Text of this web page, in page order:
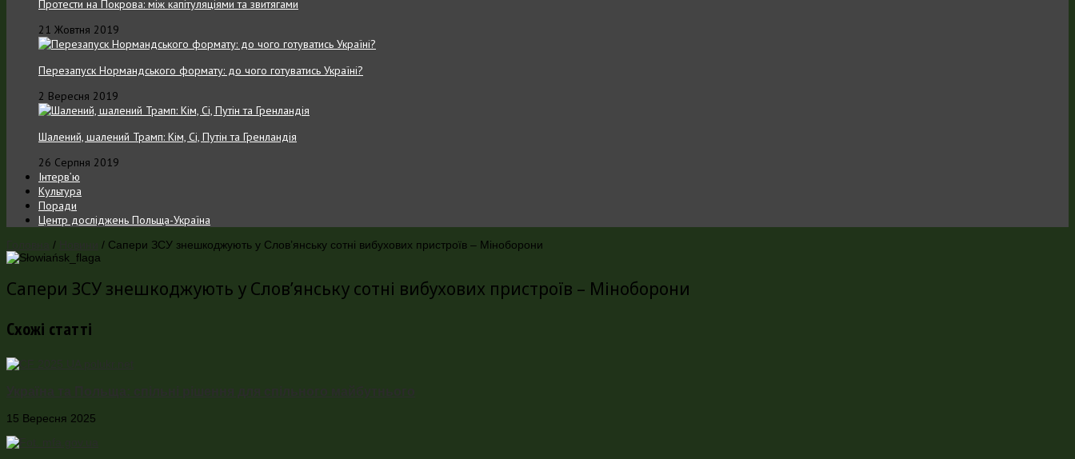
Протести на Покрова: між капітуляціями та звитягами
21 Жовтня 2019
Перезапуск Нормандського формату: до чого готуватись Україні?
2 Вересня 2019
Шалений, шалений Трамп: Кім, Сі, Путін та Гренландія
26 Серпня 2019
Інтерв’ю
Культура
Поради
Центр досліджень Польща-Україна
/ / Сапери ЗСУ знешкоджують у Слов’янську сотні вибухових пристроїв – Міноборони
Сапери ЗСУ знешкоджують у Слов’янську сотні вибухових пристроїв – Міноборони
Схожі статті
15 Вересня 2025